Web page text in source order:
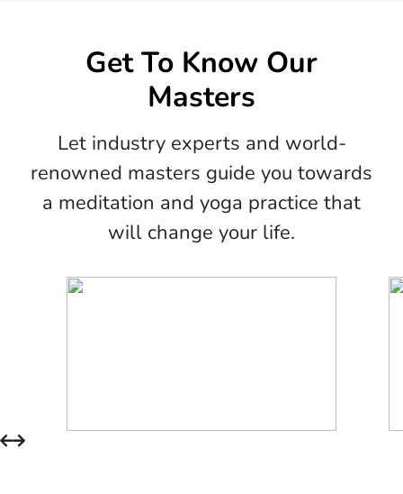
Get To Know Our
Masters
Let industry experts and world-
renowned masters guide you towards
a meditation and yoga practice that
will change your life.